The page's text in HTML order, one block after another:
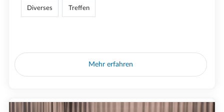
Diverses Treffen
Mehr erfahren